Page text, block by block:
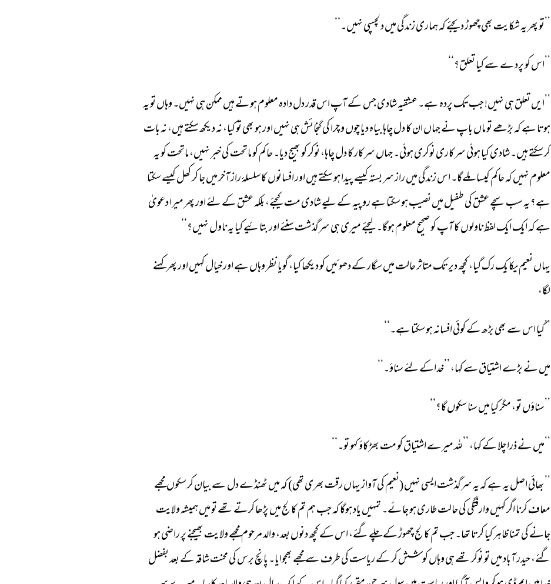
’’تو پھر یہ شکایت بھی چھوڑ دیجئے کہ ہماری زندگی میں دلچسپی نہیں۔‘‘
’’اس کو پردے سے کیا تعلق؟‘‘
’’ایں تعلق ہی نہیں! جب تک پردہ ہے۔ عشقیہ شادی جس کے آپ اس قدر دل دادہ معلوم ہوتے ہیں ممکن ہی نہیں۔ وہاں تو یہ
ہوتا ہے کہ بڑھے تو ماں باپ نے جہاں ان کا دل چاہا بیاہ دیا چوں و چرا کی گنجائش ہی نہیں اور ہو بھی تو کیا، نہ دیکھ سکتے ہیں، نہ بات
کر سکتے ہیں۔ شادی کیا ہوئی سرکاری نوکری ہوئی۔ جہاں سرکار کا دل چاہا، نوکر کو بھیج دیا۔ حاکم کو ماتحت کی خبر نہیں، ماتحت کو یہ
معلوم نہیں کہ حاکم کیسا ملےگا۔ اس زندگی میں راز سر بستہ کیسے پیدا ہو سکتے ہیں اور افسانوں کا سلسلۂ راز آخر میں جا کر کھل کیسے سکتا
ہے؟ یہ سب سچے عشق کی طفیل میں نصیب ہو سکتا ہے روپیہ کے لیے شادی مت کیجئے، بلکہ عشق کے لئے اور پھر میرا دعویٰ
ہے کہ ایک ایک لفظ ناولوں کا آپ کو صحیح معلوم ہوگا۔ لیجئے میری ہی سرگذشت سنئے اور بتائیے کیا یہ ناول نہیں؟‘‘
یہاں نعیم یکا یک رک گیا، کچھ دیر تک متاثر حالت میں سگار کے دھوئیں کو دیکھا کیا، گویا نظر وہاں ہے اور خیال کہیں اور پھر کہنے
لگا،
’’کیا اس سے بھی بڑھ کے کوئی افسانہ ہو سکتا ہے۔‘‘
میں نے بڑے اشتیاق سے کہا، ’’خداکے لئے سناؤ۔‘‘
’’سناؤں تو، مگر کیا میں سنا سکوں گا؟‘‘
’’میں نے ذرا چلا کے کہا، ’’للہ میرے اشتیاق کو مت بھڑکاؤ کہو تو۔‘‘
’’بھائی اصل یہ ہے کہ یہ سرگذشت ایسی نہیں (نعیم کی آواز یہاں رقت بھری تھی) کہ میں ٹھنڈے دل سے بیان کر سکوں مجھے
معاف کرنا اگر کہیں وارفتگی کی حالت طاری ہو جائے۔ تمہیں یاد ہوگا کہ جب ہم تم کالج میں پڑھا کرتے تھے تو میں ہمیشہ ولایت
جانے کی تمنا ظاہر کیا کرتا تھا۔ جب تم کالج چھوڑ کے چلے گئے، اس کے کچھ دنوں بعد، والد مرحوم مجھے ولایت بھیجنے پر راضی ہو
گئے، حیدر آباد میں تو نوکر تھے ہی وہاں کوشش کر کے ریاست کی طرف سے مجھے بھجوایا۔ پانچ برس کی محنت شاقہ کے بعد بفضل